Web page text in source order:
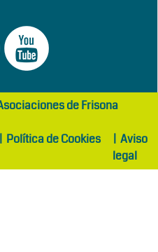
de Frisona
| Política de Cookies | Aviso
legal